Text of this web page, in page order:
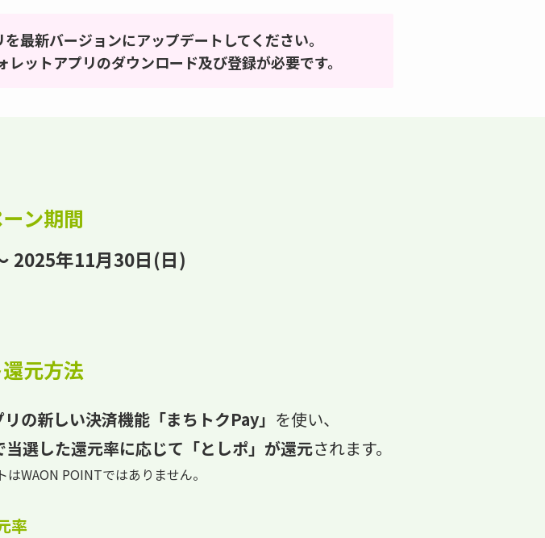
最新バージョンにアップデートしてください。
ットアプリのダウンロード及び登録が必要です。
ン期間
2025年11月30日(日)
元方法
リの新しい決済機能「まちトクPay」 を使い、
選した還元率に応じて「としポ」が還元されます。
WAON POINTではありません。
率